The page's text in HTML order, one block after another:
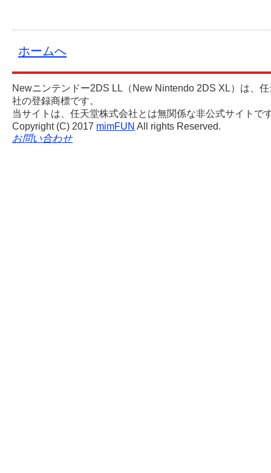
ホームへ
Newニンテンドー2DS LL（New Nintendo 2DS XL）は、
社の登録商標です。
当サイトは、任天堂株式会社とは無関係な非公式サイトで
Copyright (C) 2017 mimFUN All rights Reserved.
お問い合わせ